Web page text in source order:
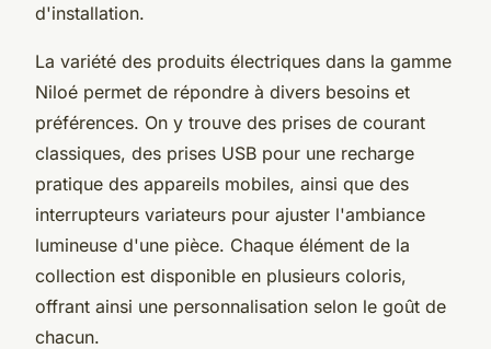
d'installation.
La variété des produits électriques dans la gamme
Niloé permet de répondre à divers besoins et
préférences. On y trouve des prises de courant
classiques, des prises USB pour une recharge
pratique des appareils mobiles, ainsi que des
interrupteurs variateurs pour ajuster l'ambiance
lumineuse d'une pièce. Chaque élément de la
collection est disponible en plusieurs coloris,
offrant ainsi une personnalisation selon le goût de
chacun.